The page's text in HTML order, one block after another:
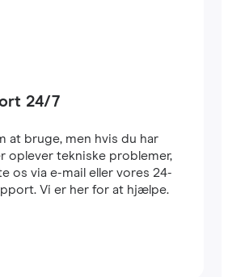
24/7
at bruge, men hvis du har
oplever tekniske problemer,
os via e-mail eller vores 24-
Vi er her for at hjælpe.